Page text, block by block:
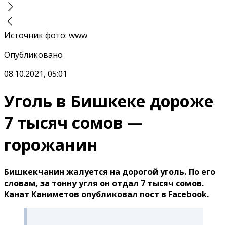
Источник фото: www
Опубликовано
08.10.2021, 05:01
Уголь в Бишкеке дороже
7 тысяч сомов —
горожанин
Бишкекчанин жалуется на дорогой уголь. По его
словам, за тонну угля он отдал 7 тысяч сомов.
Канат Каниметов опубликовал пост в Facebook.